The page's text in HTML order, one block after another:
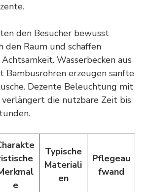
den Besucher bewusst
den Raum und schaffen
Wasserbecken aus
Bambusrohren erzeugen sanfte
Dezente Beleuchtung mit
die nutzbare Zeit bis
e
Typische
Materiali
en
Pflegeau
fwand